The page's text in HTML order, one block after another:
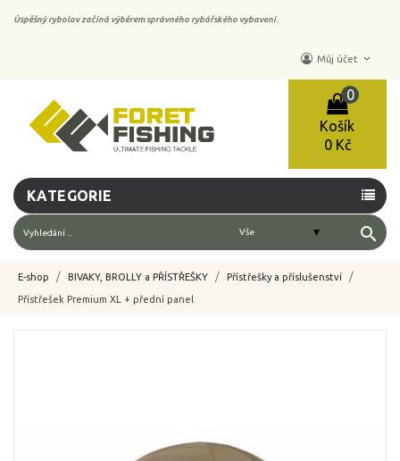
Úspěšný rybolov začíná výběrem správného rybářského vybavení.
Můj účet keyboard_arrow_down
Košík
0
0 Kč
KATEGORIE
search
E-shop BIVAKY, BROLLY a PŘÍSTŘEŠKY Přístřešky a příslušenství
Přístřešek Premium XL + přední panel